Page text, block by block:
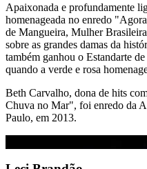
Apaixonada e profundamente
homenageada no enredo
de Mangueira, Mulher
sobre as grandes damas da
também ganhou o Estandarte
quando a verde e rosa
Beth Carvalho, dona de hits
Chuva no Mar", foi enredo da
Paulo, em 2013.